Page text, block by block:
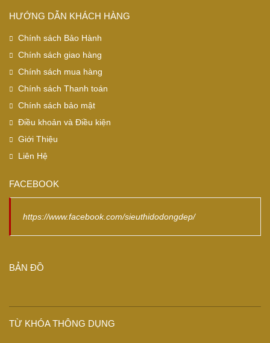
HƯỚNG DẪN KHÁCH HÀNG
Chính sách Bảo Hành
Chính sách giao hàng
Chính sách mua hàng
Chính sách Thanh toán
Chính sách bảo mật
Điều khoản và Điều kiện
Giới Thiệu
Liên Hệ
FACEBOOK
https://www.facebook.com/sieuthidodongdep/
BẢN ĐỒ
TỪ KHÓA THÔNG DỤNG